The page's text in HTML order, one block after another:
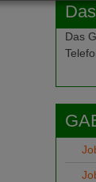
Das